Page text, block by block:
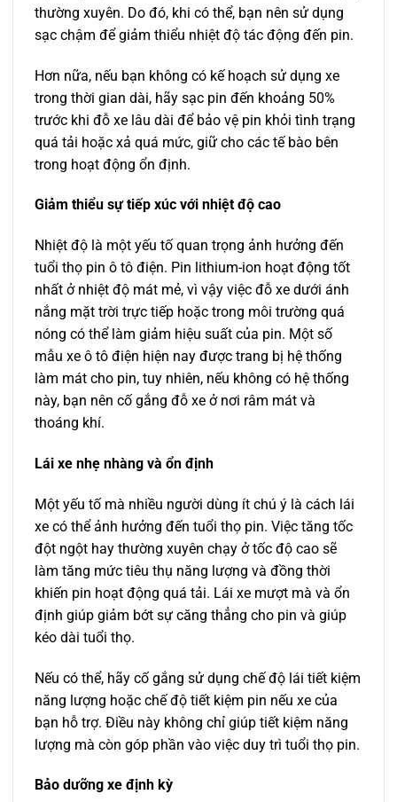
thường xuyên. Do đó, khi có thể, bạn nên sử dụng
sạc chậm để giảm thiểu nhiệt độ tác động đến pin.
Hơn nữa, nếu bạn không có kế hoạch sử dụng xe
trong thời gian dài, hãy sạc pin đến khoảng 50%
trước khi đỗ xe lâu dài để bảo vệ pin khỏi tình trạng
quá tải hoặc xả quá mức, giữ cho các tế bào bên
trong hoạt động ổn định.
Giảm thiểu sự tiếp xúc với nhiệt độ cao
Nhiệt độ là một yếu tố quan trọng ảnh hưởng đến
tuổi thọ pin ô tô điện. Pin lithium-ion hoạt động tốt
nhất ở nhiệt độ mát mẻ, vì vậy việc đỗ xe dưới ánh
nắng mặt trời trực tiếp hoặc trong môi trường quá
nóng có thể làm giảm hiệu suất của pin. Một số
mẫu xe ô tô điện hiện nay được trang bị hệ thống
làm mát cho pin, tuy nhiên, nếu không có hệ thống
này, bạn nên cố gắng đỗ xe ở nơi râm mát và
thoáng khí.
Lái xe nhẹ nhàng và ổn định
Một yếu tố mà nhiều người dùng ít chú ý là cách lái
xe có thể ảnh hưởng đến tuổi thọ pin. Việc tăng tốc
đột ngột hay thường xuyên chạy ở tốc độ cao sẽ
làm tăng mức tiêu thụ năng lượng và đồng thời
khiến pin hoạt động quá tải. Lái xe mượt mà và ổn
định giúp giảm bớt sự căng thẳng cho pin và giúp
kéo dài tuổi thọ.
Nếu có thể, hãy cố gắng sử dụng chế độ lái tiết kiệm
năng lượng hoặc chế độ tiết kiệm pin nếu xe của
bạn hỗ trợ. Điều này không chỉ giúp tiết kiệm năng
lượng mà còn góp phần vào việc duy trì tuổi thọ pin.
Bảo dưỡng xe định kỳ